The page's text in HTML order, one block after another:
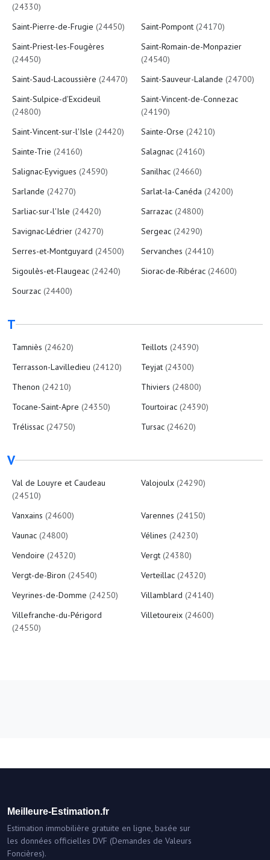
(24330)
Saint-Pierre-de-Frugie (24450) Saint-Pompont (24170)
Saint-Priest-les-Fougères
(24450)
Saint-Romain-de-Monpazier
(24540)
Saint-Saud-Lacoussière (24470) Saint-Sauveur-Lalande (24700)
Saint-Sulpice-d'Excideuil
(24800)
Saint-Vincent-de-Connezac
(24190)
Saint-Vincent-sur-l'Isle (24420) Sainte-Orse (24210)
Sainte-Trie (24160) Salagnac (24160)
Salignac-Eyvigues (24590) Sanilhac (24660)
Sarlande (24270) Sarlat-la-Canéda (24200)
Sarliac-sur-l'Isle (24420) Sarrazac (24800)
Savignac-Lédrier (24270) Sergeac (24290)
Serres-et-Montguyard (24500) Servanches (24410)
Sigoulès-et-Flaugeac (24240) Siorac-de-Ribérac (24600)
Sourzac (24400)
T
Tamniès (24620) Teillots (24390)
Terrasson-Lavilledieu (24120) Teyjat (24300)
Thenon (24210) Thiviers (24800)
Tocane-Saint-Apre (24350) Tourtoirac (24390)
Trélissac (24750) Tursac (24620)
V
Val de Louyre et Caudeau
(24510)
Valojoulx (24290)
Vanxains (24600) Varennes (24150)
Vaunac (24800) Vélines (24230)
Vendoire (24320) Vergt (24380)
Vergt-de-Biron (24540) Verteillac (24320)
Veyrines-de-Domme (24250) Villamblard (24140)
Villefranche-du-Périgord
(24550)
Villetoureix (24600)
Meilleure-Estimation.fr
Estimation immobilière gratuite en ligne, basée sur
les données officielles DVF (Demandes de Valeurs
Foncières).